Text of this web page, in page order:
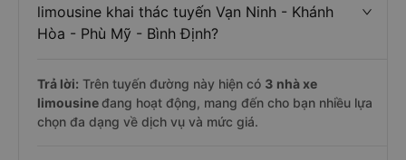
limousine khai thác tuyến Vạn Ninh - Khánh
Hòa - Phù Mỹ - Bình Định?
Trả lời: Trên tuyến đường này hiện có 3 nhà xe
limousineđang hoạt động, mang đến cho bạn nhiều lựa
chọn đa dạng về dịch vụ và mức giá.